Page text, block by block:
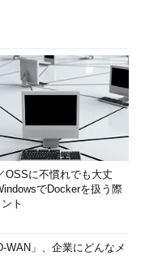
リックしてWindows
きる（ページを表示し
右クリックし、［ファ
追加］を実行してもよ
OSSに不慣れでも大丈
でDockerを扱う際
ト
WAN」、企業にどんなメ